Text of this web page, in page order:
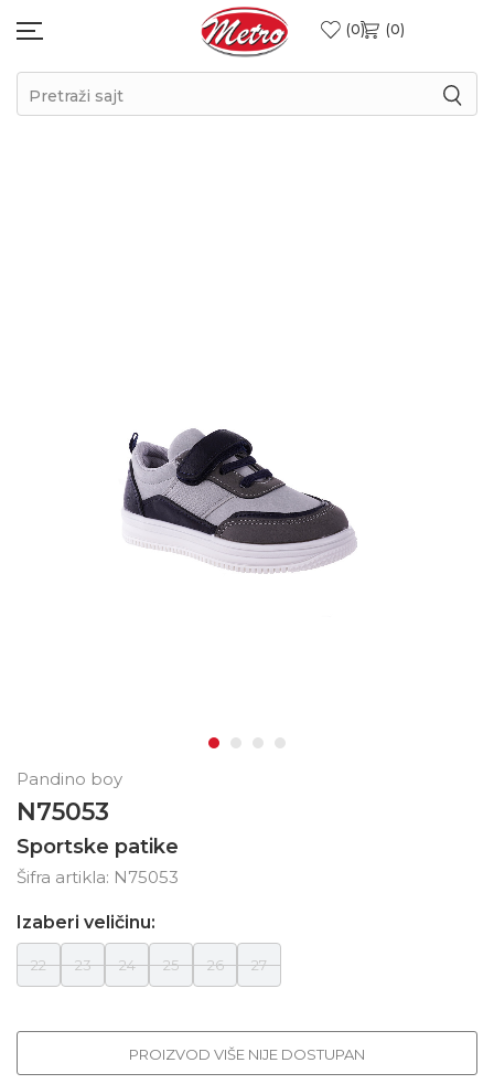
0 0
Pretraži sajt
Pandino boy
N75053
Sportske patike
Šifra artikla: N75053
Izaberi veličinu:
22 23 24 25 26 27
PROIZVOD VIŠE NIJE DOSTUPAN